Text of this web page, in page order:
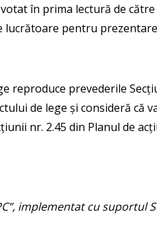
în prima lectură de
pentru
prevederile
de lege și consideră că
nr. 2.45 din Planul de
implementat cu